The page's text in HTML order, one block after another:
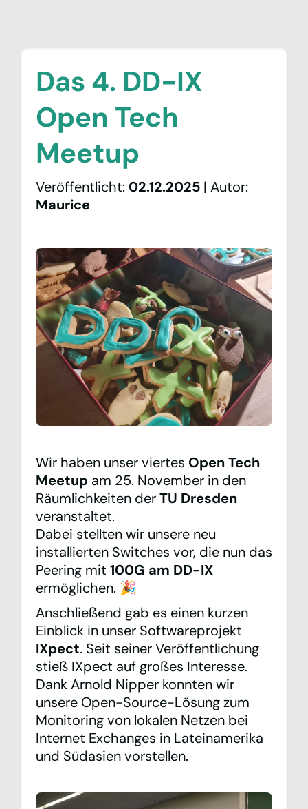
Neuigkeiten
Netzwerk
Community
Verein
Team
Kontakt
Statistiken
IXP Manager
Mailinglisten
DE EN
Datenschutzerklärung
Impressum
Das 4. DD-IX
Open Tech
Meetup
Veröffentlicht: 02.12.2025 | Autor:
Maurice
Wir haben unser viertes Open Tech
Meetup am 25. November in den
Räumlichkeiten derTU Dresden
veranstaltet.
Dabei stellten wir unsere neu
installierten Switches vor, die nun das
Peering mit 100G am DD-IX
ermöglichen. 🎉
Anschließend gab es einen kurzen
Einblick in unser Softwareprojekt
IXpect. Seit seiner Veröffentlichung
stieß IXpect auf großes Interesse.
Dank Arnold Nipper konnten wir
unsere Open-Source-Lösung zum
Monitoring von lokalen Netzen bei
Internet Exchanges in Lateinamerika
und Südasien vorstellen.